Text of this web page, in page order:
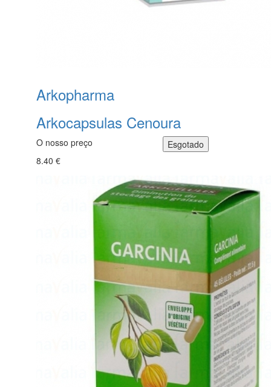
Arkopharma
Arkocapsulas Cenoura
O nosso preço
8.40 €